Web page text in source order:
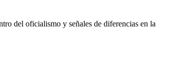
del oficialismo y señales de diferencias en la